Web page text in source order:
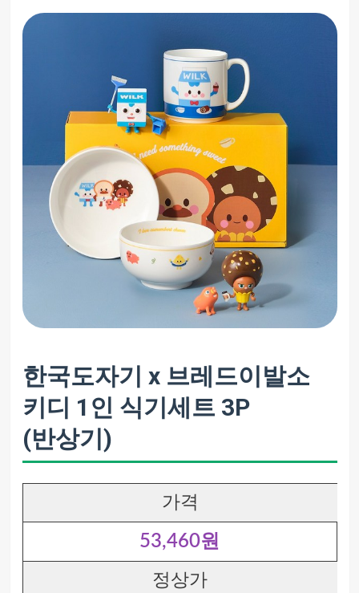
한국도자기 x 브레드이발소
키디 1인 식기세트 3P
(반상기)
가격
53,460원
정상가